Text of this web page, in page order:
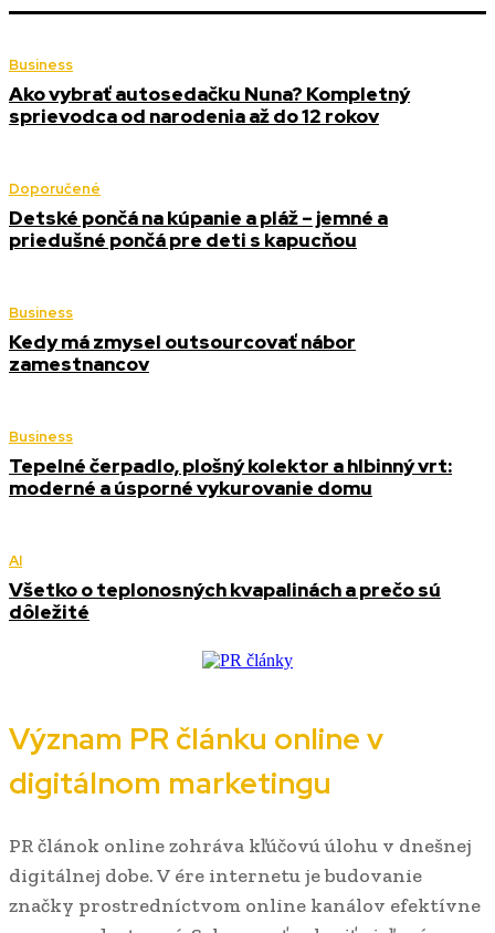
Business
Ako vybrať autosedačku Nuna? Kompletný
sprievodca od narodenia až do 12 rokov
Doporučené
Detské pončá na kúpanie a pláž – jemné a
priedušné pončá pre deti s kapucňou
Business
Kedy má zmysel outsourcovať nábor
zamestnancov
Business
Tepelné čerpadlo, plošný kolektor a hlbinný vrt:
moderné a úsporné vykurovanie domu
AI
Všetko o teplonosných kvapalinách a prečo sú
dôležité
Význam PR článku online v
digitálnom marketingu
PR článok online zohráva kľúčovú úlohu v dnešnej
digitálnej dobe. V ére internetu je budovanie
značky prostredníctvom online kanálov efektívne